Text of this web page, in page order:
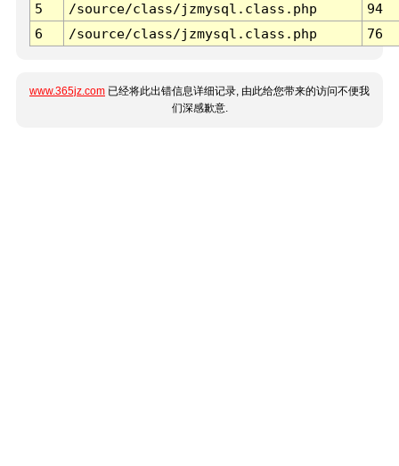
5
/source/class/jzmysql.class.php
94
6
/source/class/jzmysql.class.php 76
www.365jz.com 已经将此出错信息详细记录, 由此给您带来的访问不便我
们深感歉意.